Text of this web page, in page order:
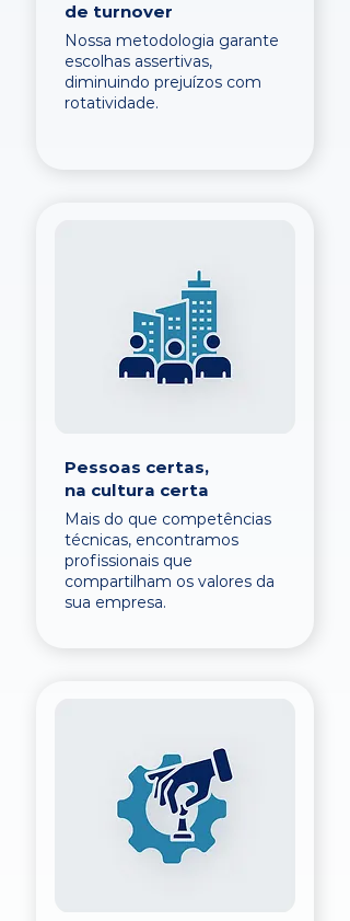
de turnover
Nossa metodologia garante
escolhas assertivas,
diminuindo prejuízos com
rotatividade.
Pessoas certas,
na cultura certa
Mais do que competências
técnicas, encontramos
profissionais que
compartilham os valores da
sua empresa.